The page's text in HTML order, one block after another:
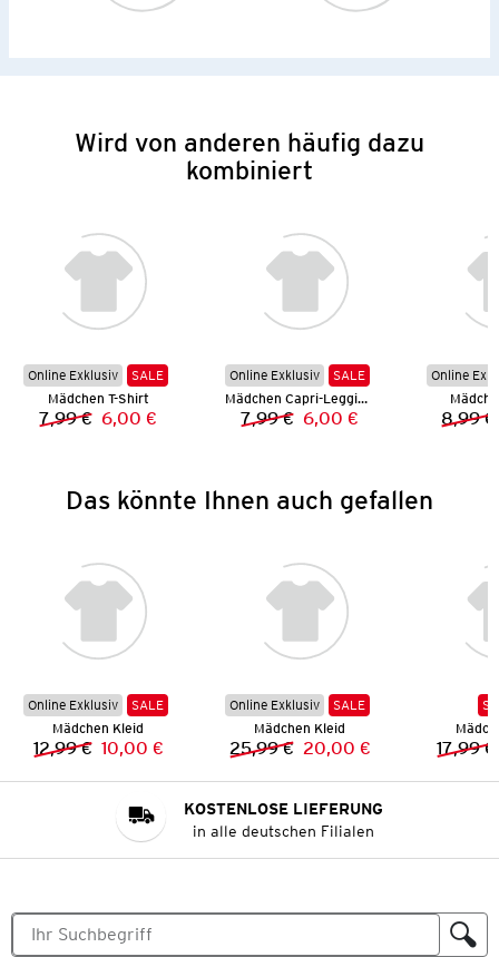
Wird von anderen häufig dazu
kombiniert
Online Exklusiv
SALE
Mädchen T-Shirt
Vorheriger Preis:
7,99 € Neuer Preis:
6,00 €
Online Exklusiv
SALE
Mädchen Capri-Leggings
Vorheriger Preis:
7,99 € Neuer Preis:
6,00 €
Online
8,99 €
Das könnte Ihnen auch gefallen
Online Exklusiv
SALE
Mädchen Kleid
Vorheriger Preis:
12,99 € Neuer Preis:
10,00 €
Online Exklusiv
SALE
Mädchen Kleid
Vorheriger Preis:
25,99 € Neuer Preis:
20,00 € 17,99 €
KOSTENLOSE LIEFERUNG
in alle deutschen Filialen